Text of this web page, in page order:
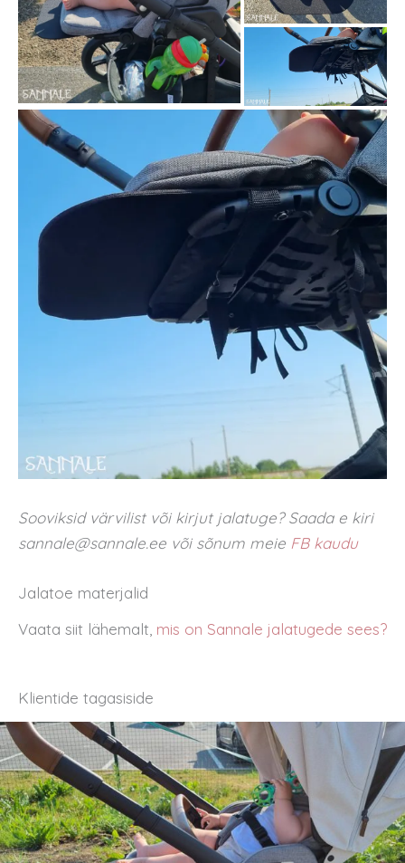
Sooviksid värvilist või kirjut jalatuge? Saada e kiri
sannale@sannale.ee või sõnum meie FB kaudu
Jalatoe materjalid
Vaata siit lähemalt, mis on Sannale jalatugede sees?
Klientide tagasiside